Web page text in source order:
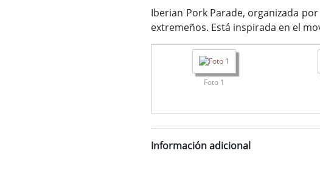
Iberian Pork Parade, organizada
extremeños. Está inspirada en el
Foto 1
Información adicional